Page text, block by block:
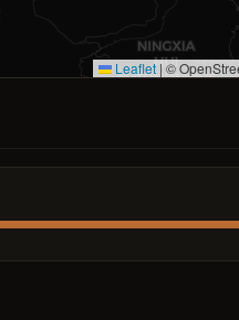
Leaflet | ©